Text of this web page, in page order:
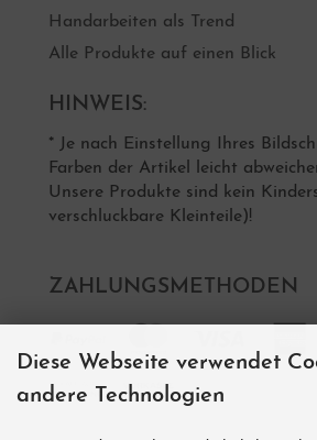
Handarbeiten als Trend
Alle Produkte auf einen Blick
HINWEIS:
* Je nach Einstellung Ihres
Farben der Artikel leicht
Unsere Produkte sind kein
verschluckbare Kleinteile)!
ZAHLUNGSMETHODEN
Diese Webseite verwendet
andere Technologien